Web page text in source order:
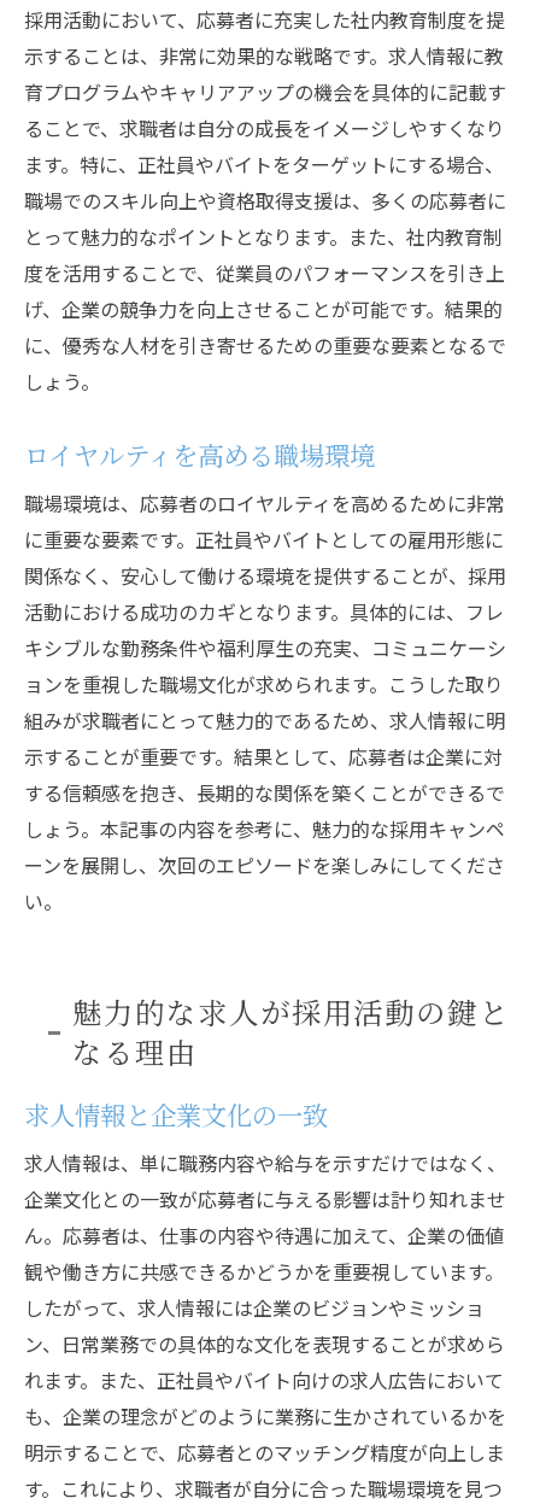
採用活動において、応募者に充実した社内教育制度を提
示することは、非常に効果的な戦略です。求人情報に教
育プログラムやキャリアアップの機会を具体的に記載す
ることで、求職者は自分の成長をイメージしやすくなり
ます。特に、正社員やバイトをターゲットにする場合、
職場でのスキル向上や資格取得支援は、多くの応募者に
とって魅力的なポイントとなります。また、社内教育制
度を活用することで、従業員のパフォーマンスを引き上
げ、企業の競争力を向上させることが可能です。結果的
に、優秀な人材を引き寄せるための重要な要素となるで
しょう。
ロイヤルティを高める職場環境
職場環境は、応募者のロイヤルティを高めるために非常
に重要な要素です。正社員やバイトとしての雇用形態に
関係なく、安心して働ける環境を提供することが、採用
活動における成功のカギとなります。具体的には、フレ
キシブルな勤務条件や福利厚生の充実、コミュニケーシ
ョンを重視した職場文化が求められます。こうした取り
組みが求職者にとって魅力的であるため、求人情報に明
示することが重要です。結果として、応募者は企業に対
する信頼感を抱き、長期的な関係を築くことができるで
しょう。本記事の内容を参考に、魅力的な採用キャンペ
ーンを展開し、次回のエピソードを楽しみにしてくださ
い。
魅力的な求人が採用活動の鍵と
なる理由
求人情報と企業文化の一致
求人情報は、単に職務内容や給与を示すだけではなく、
企業文化との一致が応募者に与える影響は計り知れませ
ん。応募者は、仕事の内容や待遇に加えて、企業の価値
観や働き方に共感できるかどうかを重要視しています。
したがって、求人情報には企業のビジョンやミッショ
ン、日常業務での具体的な文化を表現することが求めら
れます。また、正社員やバイト向けの求人広告において
も、企業の理念がどのように業務に生かされているかを
明示することで、応募者とのマッチング精度が向上しま
す。これにより、求職者が自分に合った職場環境を見つ